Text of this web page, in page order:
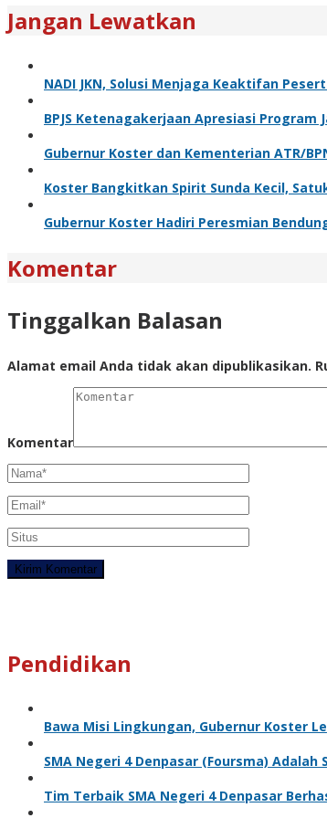
Jangan Lewatkan
NADI JKN, Solusi Menjaga Keaktifan
BPJS Ketenagakerjaan Apresiasi Program
Gubernur Koster dan Kementerian ATR/
Koster Bangkitkan Spirit Sunda Kecil,
Gubernur Koster Hadiri Peresmian
Komentar
Tinggalkan Balasan
Alamat email Anda tidak akan dipublikasikan.
Komentar
Pendidikan
Bawa Misi Lingkungan, Gubernur Koster
SMA Negeri 4 Denpasar (Foursma)
Tim Terbaik SMA Negeri 4 Denpasar